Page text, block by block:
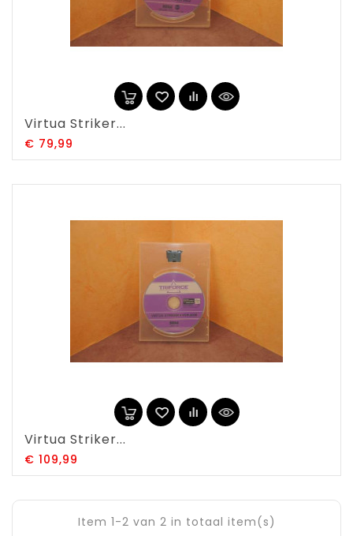
Virtua Striker...
€ 79,99
Virtua Striker...
€ 109,99
Item 1-2 van 2 in totaal item(s)